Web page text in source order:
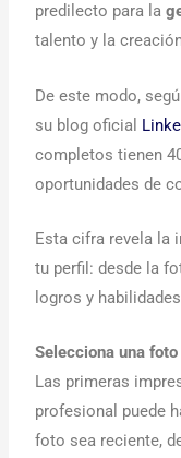
predilecto para la
talento y la
De este modo,
su blog oficial
completos tienen
oportunidades de
Esta cifra revela la
tu perfil: desde la
logros y
Selecciona una
Las primeras
profesional puede
foto sea reciente,